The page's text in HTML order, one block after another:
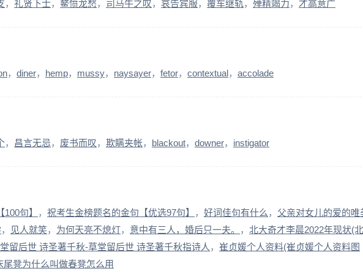
礼贤下士 鳌愤龙愁 司马牛之叹 哀告宾服 覆车继轨 殚精竭力 才高意广
diner hemp mussy naysayer fetor contextual accolade
昌言无忌 废书而叹 欺瞒夹帐 blackout downer instigator
句】 祝考生金榜题名的金句【优选97句】 好词佳句有什么
父亲对女儿的爱的唯
见人就笑 为何天亮不熄灯 意中有三人，婚后只一夫。
北大奇才李晨2022年现状(
留后世 诗圣著千秋-草堂留后世 诗圣著千秋指诗人
崔贞媛个人资料(崔贞媛个人资料图
凳为什么叫做春凳怎么用